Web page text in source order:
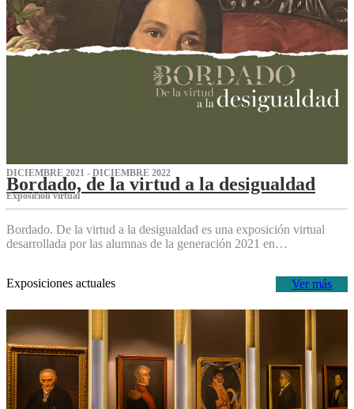
DICIEMBRE 2021 - DICIEMBRE 2022
Bordado, de la virtud a la desigualdad
Exposición virtual‌
Bordado. De la virtud a la desigualdad es una exposición virtual
desarrollada por las alumnas de la generación 2021 en…
Ver más
Exposiciones actuales